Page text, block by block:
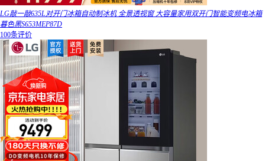
LG敲一敲635L对开门冰箱自动制冰机 全景透视窗 大容量家用双开门智能变频电冰箱
暮色黑S653MEP87D
100条评价